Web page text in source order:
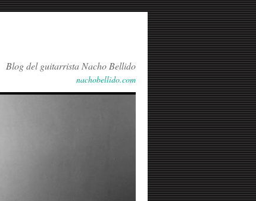
Blog del guitarrista Nacho Bellido
nachobellido.com